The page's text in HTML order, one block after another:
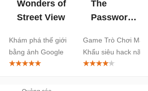
Wonders of
Street View
Khám phá thế giới
bằng ảnh Google
Street View
The
Password
Game Trò Chơi Mật
Khẩu siêu hack não